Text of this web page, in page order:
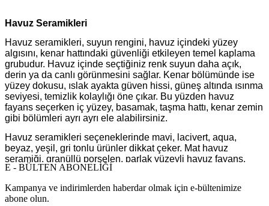
Havuz Seramikleri
Havuz seramikleri, suyun rengini, havuz içindeki yüzey
algısını, kenar hattındaki güvenliği etkileyen temel kaplama
grubudur. Havuz içinde seçtiğiniz renk suyun daha açık,
derin ya da canlı görünmesini sağlar. Kenar bölümünde ise
yüzey dokusu, ıslak ayakta güven hissi, güneş altında ısınma
seviyesi, temizlik kolaylığı öne çıkar. Bu yüzden havuz
fayans seçerken iç yüzey, basamak, taşma hattı, kenar zemin
gibi bölümleri ayrı ayrı ele alabilirsiniz.
Havuz seramikleri seçeneklerinde mavi, lacivert, aqua,
beyaz, yeşil, gri tonlu ürünler dikkat çeker. Mat havuz
seramiği, granüllü porselen, parlak yüzeyli havuz fayans,
12,5x25, 15x15, 30x60, 33x66 gibi ölçüler farklı kullanım
renk kadar yüzey hissi de önemlidir. İç kısımda suyun berrak
görünmesi, kenarda ise kaymayı azaltan doku ön plana çıkar.
E - BÜLTEN ABONELİĞİ
Kampanya ve indirimlerden haberdar olmak için e-bültenimize
abone olun.